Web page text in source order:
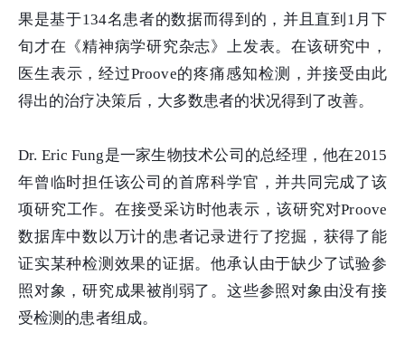
果是基于134名患者的数据而得到的，并且直到1月下
旬才在《精神病学研究杂志》上发表。在该研究中，
医生表示，经过Proove的疼痛感知检测，并接受由此
得出的治疗决策后，大多数患者的状况得到了改善。
Dr. Eric Fung是一家生物技术公司的总经理，他在2015
年曾临时担任该公司的首席科学官，并共同完成了该
项研究工作。在接受采访时他表示，该研究对Proove
数据库中数以万计的患者记录进行了挖掘，获得了能
证实某种检测效果的证据。他承认由于缺少了试验参
照对象，研究成果被削弱了。这些参照对象由没有接
受检测的患者组成。